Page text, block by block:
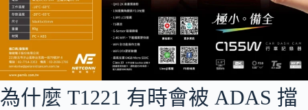
為什麼 T1221 有時會被 ADAS 擋